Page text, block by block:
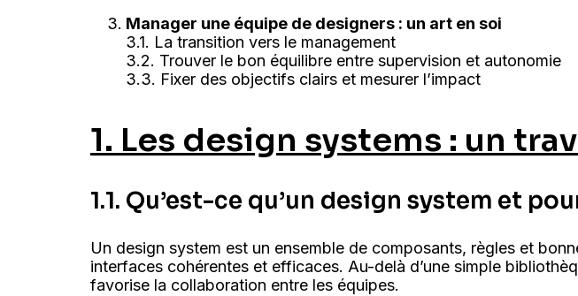
Manager une équipe de designers : un art en soi
3.1. La transition vers le management
3.2. Trouver le bon équilibre entre supervision et autonomie
3.3. Fixer des objectifs clairs et mesurer l’impact
1. Les design systems : un
1.1. Qu’est-ce qu’un design system et
Un design system est un ensemble de composants, règles et
interfaces cohérentes et efficaces. Au-delà d’une simple
favorise la collaboration entre les équipes.